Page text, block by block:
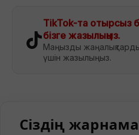
TikTok-та отырсыз
бізге жазылыңыз.
Маңызды
үшін жазылыңыз.
Сіздің